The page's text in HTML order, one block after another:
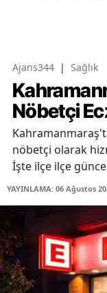
Ajans344 | Sağlık
Nöbetçi
nöbetçi olarak
İşte ilçe ilçe
YAYINLAMA: 06 Ağustos